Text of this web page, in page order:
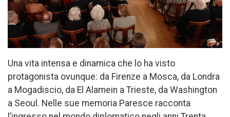
Una vita intensa e dinamica che lo ha visto
protagonista ovunque: da Firenze a Mosca, da Londra
a Mogadiscio, da El Alamein a Trieste, da Washington
a Seoul. Nelle sue memoria Paresce racconta